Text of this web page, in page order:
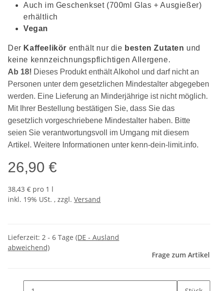
Auch im Geschenkset (700ml Glas + Ausgießer)
erhältlich
Vegan
Der Kaffeelikör enthält nur die besten Zutaten und
keine kennzeichnungspflichtigen Allergene.
Ab 18! Dieses Produkt enthält Alkohol und darf nicht an
Personen unter dem gesetzlichen Mindestalter abgegeben
werden. Eine Lieferung an Minderjährige ist nicht möglich.
Mit Ihrer Bestellung bestätigen Sie, dass Sie das
gesetzlich vorgeschriebene Mindestalter haben. Bitte
seien Sie verantwortungsvoll im Umgang mit diesem
Artikel. Weitere Informationen unter kenn-dein-limit.info.
26,90 €
38,43 € pro 1 l
inkl. 19% USt. , zzgl. Versand
Lieferzeit: 2 - 6 Tage (DE - Ausland
abweichend)
Frage zum Artikel